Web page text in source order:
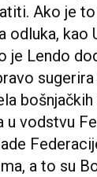
Ako je
odluka, kao
Lendo
u vodstvu
a to su